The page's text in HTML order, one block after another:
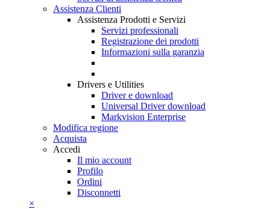
Assistenza Clienti
Assistenza Prodotti e Servizi
Servizi professionali
Registrazione dei prodotti
Informazioni sulla garanzia
Drivers e Utilities
Driver e download
Universal Driver download
Markvision Enterprise
Modifica regione
Acquista
Accedi
Il mio account
Profilo
Ordini
Disconnetti
×